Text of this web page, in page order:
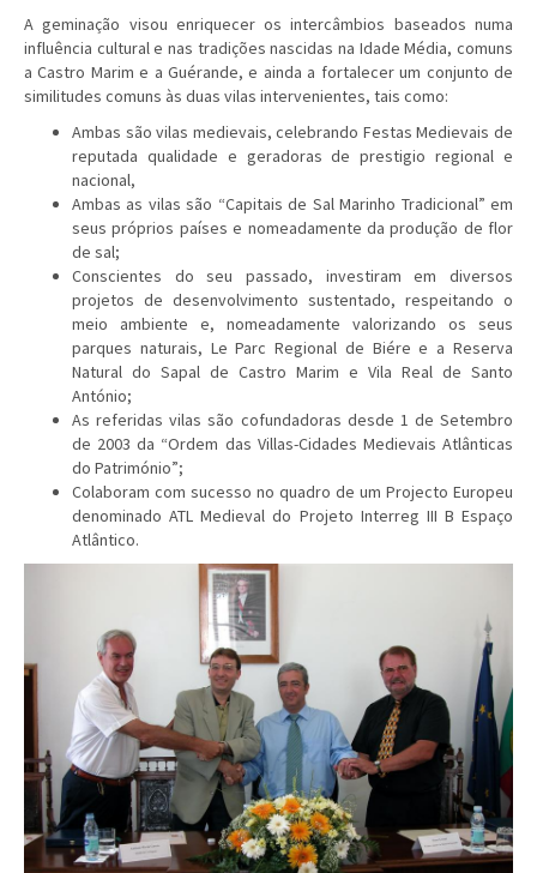
A geminação visou enriquecer os intercâmbios baseados numa
influência cultural e nas tradições nascidas na Idade Média, comuns
a Castro Marim e a Guérande, e ainda a fortalecer um conjunto de
similitudes comuns às duas vilas intervenientes, tais como:
Ambas são vilas medievais, celebrando Festas Medievais de
reputada qualidade e geradoras de prestigio regional e
nacional,
Ambas as vilas são “Capitais de Sal Marinho Tradicional” em
seus próprios países e nomeadamente da produção de flor
de sal;
Conscientes do seu passado, investiram em diversos
projetos de desenvolvimento sustentado, respeitando o
meio ambiente e, nomeadamente valorizando os seus
parques naturais, Le Parc Regional de Biére e a Reserva
Natural do Sapal de Castro Marim e Vila Real de Santo
António;
As referidas vilas são cofundadoras desde 1 de Setembro
de 2003 da “Ordem das Villas-Cidades Medievais Atlânticas
do Património”;
Colaboram com sucesso no quadro de um Projecto Europeu
denominado ATL Medieval do Projeto Interreg III B Espaço
Atlântico.